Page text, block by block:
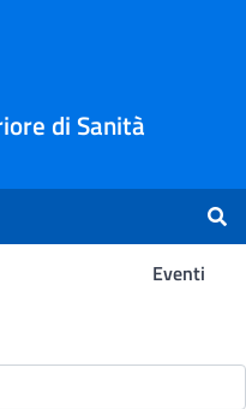
di Sanità
Eventi
-